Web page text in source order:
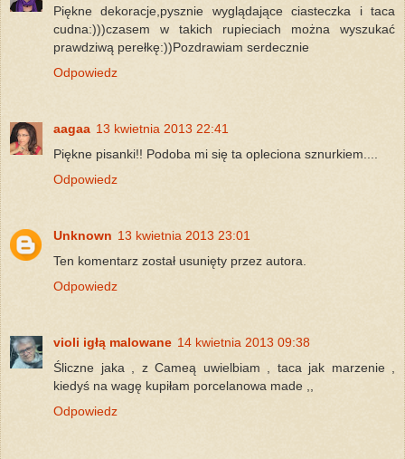
Piękne dekoracje,pysznie wyglądające ciasteczka i taca
cudna:)))czasem w takich rupieciach można wyszukać
prawdziwą perełkę:))Pozdrawiam serdecznie
Odpowiedz
aagaa 13 kwietnia 2013 22:41
Piękne pisanki!! Podoba mi się ta opleciona sznurkiem....
Odpowiedz
Unknown 13 kwietnia 2013 23:01
Ten komentarz został usunięty przez autora.
Odpowiedz
violi igłą malowane 14 kwietnia 2013 09:38
Śliczne jaka , z Cameą uwielbiam , taca jak marzenie ,
kiedyś na wagę kupiłam porcelanowa made ,,
Odpowiedz